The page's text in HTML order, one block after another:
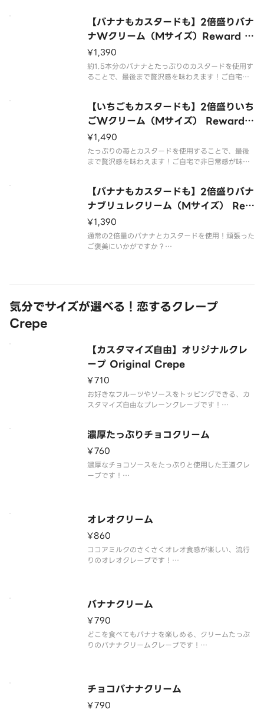
【バナナもカスタードも】2倍盛りバナ
ナWクリーム（Mサイズ）Reward B
anana Double Cream
¥1,390
約1.5本分のバナナとたっぷりのカスタードを使用す
ることで、最後まで贅沢感を味わえます！ご自宅で
【いちごもカスタードも】2倍盛りいち
ごWクリーム（Mサイズ） Reward S
trawberry Double Cream
¥1,490
たっぷりの苺とカスタードを使用することで、最後
まで贅沢感を味わえます！ご自宅で非日常感が味わ
【バナナもカスタードも】2倍盛りバナ
ナブリュレクリーム（Mサイズ） Rew
ard Banana Brulee Cream
¥1,390
通常の2倍量のバナナとカスタードを使用！頑張った
ご褒美にいかがですか？
気分でサイズが選べる！恋するクレープ
Crepe
【カスタマイズ自由】オリジナルクレ
ープ ​​Original Crepe
¥710
お好きなフルーツやソースをトッピングできる、カ
スタマイズ自由なプレーンクレープです！
濃厚たっぷりチョコクリーム
¥760
濃厚なチョコソースをたっぷりと使用した王道クレ
ープです！
オレオクリーム
¥860
ココアミルクのさくさくオレオ食感が楽しい、流行
りのオレオクレープです！
バナナクリーム
¥790
どこを食べてもバナナを楽しめる、クリームたっぷ
りのバナナクリームクレープです！
チョコバナナクリーム
¥790